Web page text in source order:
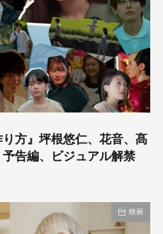
方』坪根悠仁、花音、髙
告編、ビジュアル解禁
映画